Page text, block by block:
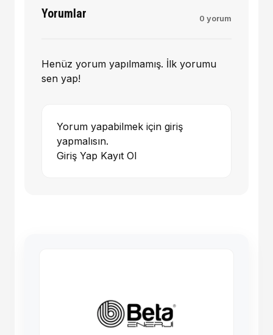
Yorumlar 0 yorum
Henüz yorum yapılmamış. İlk yorumu
sen yap!
Yorum yapabilmek için giriş
yapmalısın.
Giriş Yap Kayıt Ol